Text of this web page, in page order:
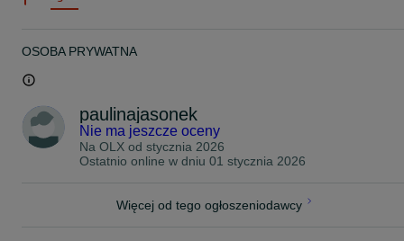
OSOBA PRYWATNA
paulinajasonek
Nie ma jeszcze oceny
Na OLX od stycznia 2026
Ostatnio online w dniu 01 stycznia 2026
Więcej od tego ogłoszeniodawcy